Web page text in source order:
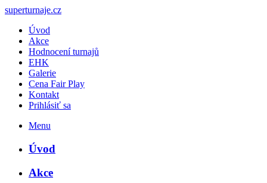
<
superturnaje.cz
Úvod
Akce
Hodnocení turnajů
EHK
Galerie
Cena Fair Play
Kontakt
Prihlásiť sa
Menu
Úvod
Akce